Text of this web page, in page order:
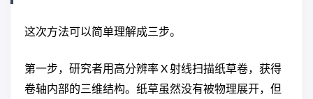
这次方法可以简单理解成三步。
第一步，研究者用高分辨率 X 射线扫描纸草卷，获得
卷轴内部的三维结构。纸草虽然没有被物理展开，但